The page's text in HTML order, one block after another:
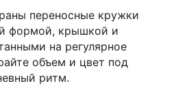
переносные кружки
формой, крышкой и
на регулярное
объем и цвет под
ритм.